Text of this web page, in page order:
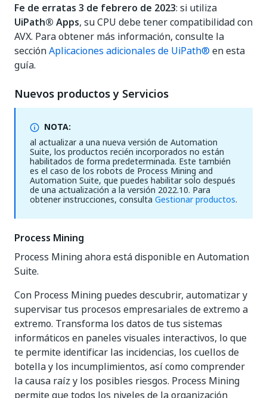
Fe de erratas 3 de febrero de 2023: si utiliza
UiPath® Apps, su CPU debe tener compatibilidad con
AVX. Para obtener más información, consulte la
secciónAplicaciones adicionales de UiPath® en esta
guía.
Nuevos productos y Servicios
NOTA:
al actualizar a una nueva versión de Automation
Suite, los productos recién incorporados no están
habilitados de forma predeterminada. Este también
es el caso de los robots de Process Mining and
Automation Suite, que puedes habilitar solo después
de una actualización a la versión 2022.10. Para
obtener instrucciones, consulta Gestionar productos.
Process Mining
Process Mining ahora está disponible en Automation
Suite.
Con Process Mining puedes descubrir, automatizar y
supervisar tus procesos empresariales de extremo a
extremo. Transforma los datos de tus sistemas
informáticos en paneles visuales interactivos, lo que
te permite identificar las incidencias, los cuellos de
botella y los incumplimientos, así como comprender
la causa raíz y los posibles riesgos. Process Mining
permite que todos los niveles de la organización